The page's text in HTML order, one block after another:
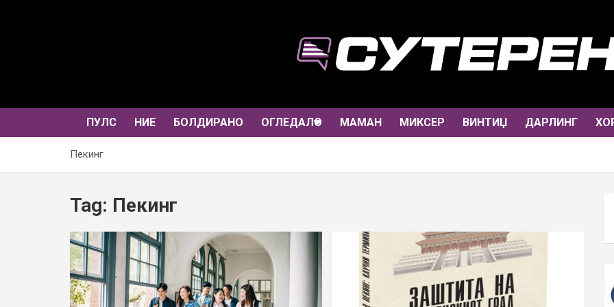
ПУЛС НИЕ БОЛДИРАНО ОГЛЕДАЛО МАМАН МИКСЕР ВИНТИЏ ДАРЛИНГ
Пекинг
Tag: Пекинг